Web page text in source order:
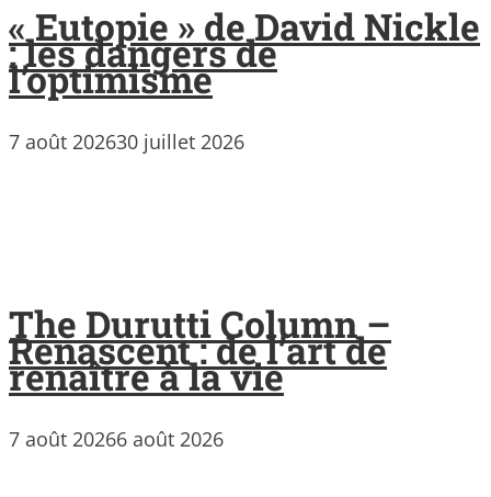
« Eutopie » de David Nickle
: les dangers de
l’optimisme
7 août 202630 juillet 2026
The Durutti Column –
Renascent : de l’art de
renaître à la vie
7 août 20266 août 2026